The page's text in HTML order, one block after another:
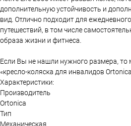
дополнительную устойчивость и
вид. Отлично подходит для
путешествий, в том числе
образа жизни и фитнеса.
Если Вы не нашли нужного размера, то
«кресло-коляска для инвалидов
Характеристики:
Производитель
Ortonica
Тип
Механическая